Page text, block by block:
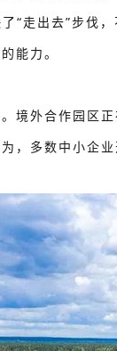
“走出去”步伐
能力。
境外合作园区
，多数中小企